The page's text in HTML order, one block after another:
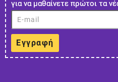
για να μαθαίνετε πρώτοι τα
Εγγραφή